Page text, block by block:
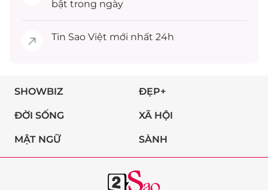
bật trong ngày
Tin Sao Việt mới nhất 24h
SHOWBIZ ĐẸP+
ĐỜI SỐNG XÃ HỘI
MẬT NGỮ SÀNH